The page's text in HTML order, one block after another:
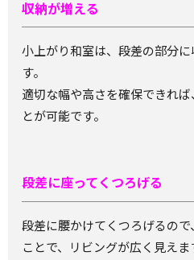
収納が増える
小上がり和室は、段差の部分
す。
適切な幅や高さを確保できれ
とが可能です。
段差に座ってくつろげる
段差に腰かけてくつろげるの
ことで、リビングが広く見えま